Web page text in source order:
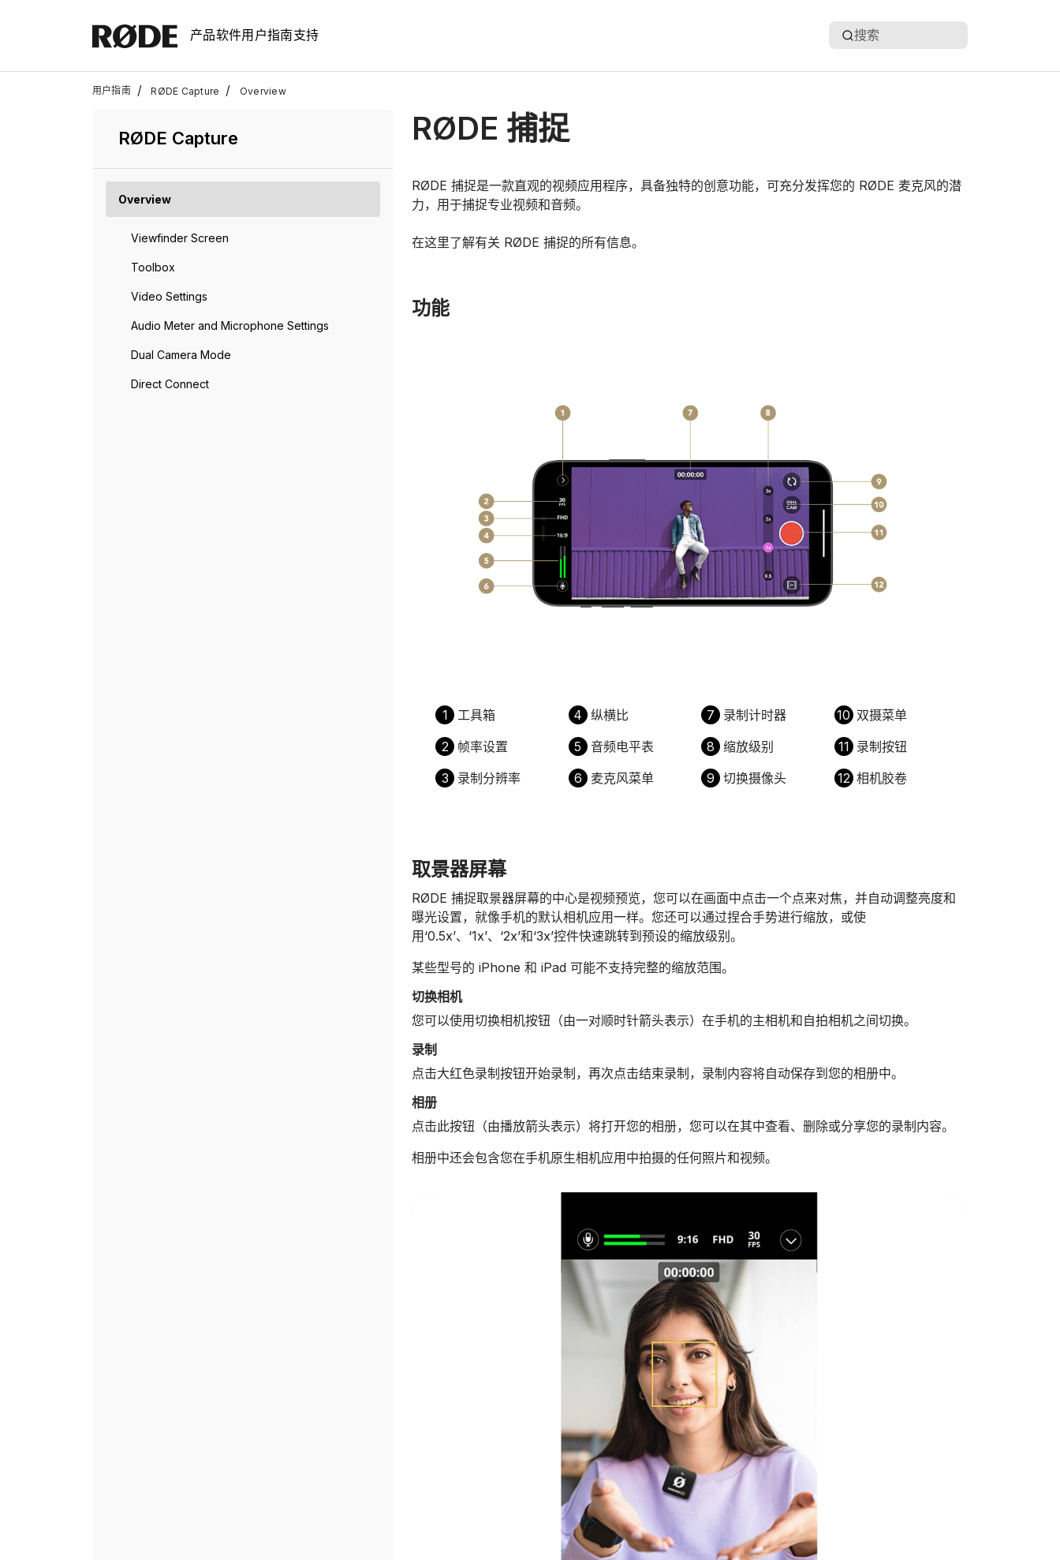
产品软件用户指南支持 搜索
用户指南 / RØDE Capture / Overview
RØDE Capture
Overview
Viewfinder Screen
Toolbox
Video Settings
Audio Meter and Microphone Settings
Dual Camera Mode
Direct Connect
RØDE 捕捉
RØDE 捕捉是一款直观的视频应用程序，具备独特的创意功能，可充分发挥您的 RØDE 麦克风的潜
力，用于捕捉专业视频和音频。
在这里了解有关 RØDE 捕捉的所有信息。
功能
1
工具箱
2
帧率设置
3
录制分辨率
4 纵横比
5
音频电平表
6 麦克风菜单
7
录制计时器
8 缩放级别
9 切换摄像头
10 双摄菜单
11 录制按钮
12 相机胶卷
取景器屏幕
RØDE 捕捉取景器屏幕的中心是视频预览，您可以在画面中点击一个点来对焦，并自动调整亮度和
曝光设置，就像手机的默认相机应用一样。您还可以通过捏合手势进行缩放，或使
用‘0.5x’、‘1x’、‘2x’和‘3x’控件快速跳转到预设的缩放级别。
某些型号的 iPhone 和 iPad 可能不支持完整的缩放范围。
切换相机
您可以使用切换相机按钮（由一对顺时针箭头表示）在手机的主相机和自拍相机之间切换。
录制
点击大红色录制按钮开始录制，再次点击结束录制，录制内容将自动保存到您的相册中。
相册
点击此按钮（由播放箭头表示）将打开您的相册，您可以在其中查看、删除或分享您的录制内容。
相册中还会包含您在手机原生相机应用中拍摄的任何照片和视频。